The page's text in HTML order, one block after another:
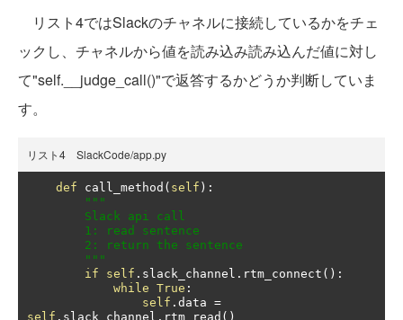
リスト4ではSlackのチャネルに接続しているかをチェ
ックし、チャネルから値を読み込み読み込んだ値に対し
て"self.__judge_call()"で返答するかどうか判断していま
す。
リスト4 SlackCode/app.py
def call_method ( self ):
"""
        """
if
self . slack_channel . rtm_connect ():
while True :
self . data =
self . slack_channel . rtm_read ()